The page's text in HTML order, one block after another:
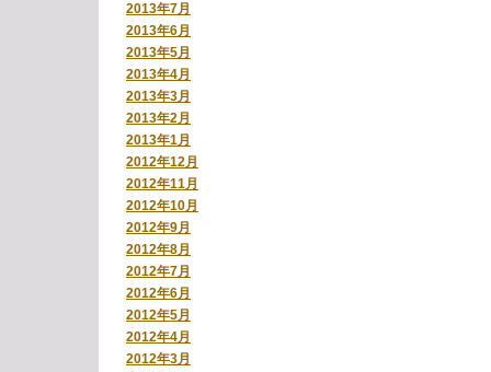
2013年7月
2013年6月
2013年5月
2013年4月
2013年3月
2013年2月
2013年1月
2012年12月
2012年11月
2012年10月
2012年9月
2012年8月
2012年7月
2012年6月
2012年5月
2012年4月
2012年3月